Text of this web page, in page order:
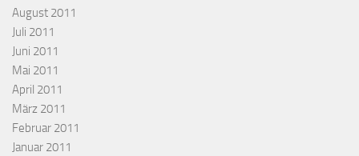
August 2011
Juli 2011
Juni 2011
Mai 2011
April 2011
März 2011
Februar 2011
Januar 2011